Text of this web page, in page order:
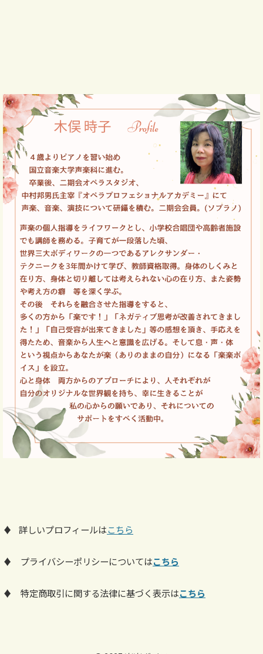
♦ 詳しいプロフィールはこちら
♦ プライバシーポリシーについてはこちら
♦ 特定商取引に関する法律に基づく表示はこちら